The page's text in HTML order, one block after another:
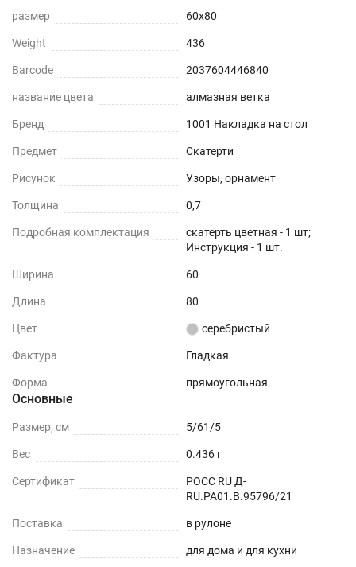
размер 60x80
Weight 436
Barcode 2037604446840
название цвета алмазная ветка
Бренд 1001 Накладка на стол
Предмет Скатерти
Рисунок Узоры, орнамент
Толщина 0,7
Подробная комплектация
скатерть цветная - 1 шт;
Инструкция - 1 шт.
Ширина 60
Длина 80
Цвет серебристый
Фактура Гладкая
Форма прямоугольная
Основные
Размер, см 5/61/5
Вес 0.436 г
Сертификат
РОСС RU Д-
RU.РА01.В.95796/21
Поставка в рулоне
Назначение для дома и для кухни